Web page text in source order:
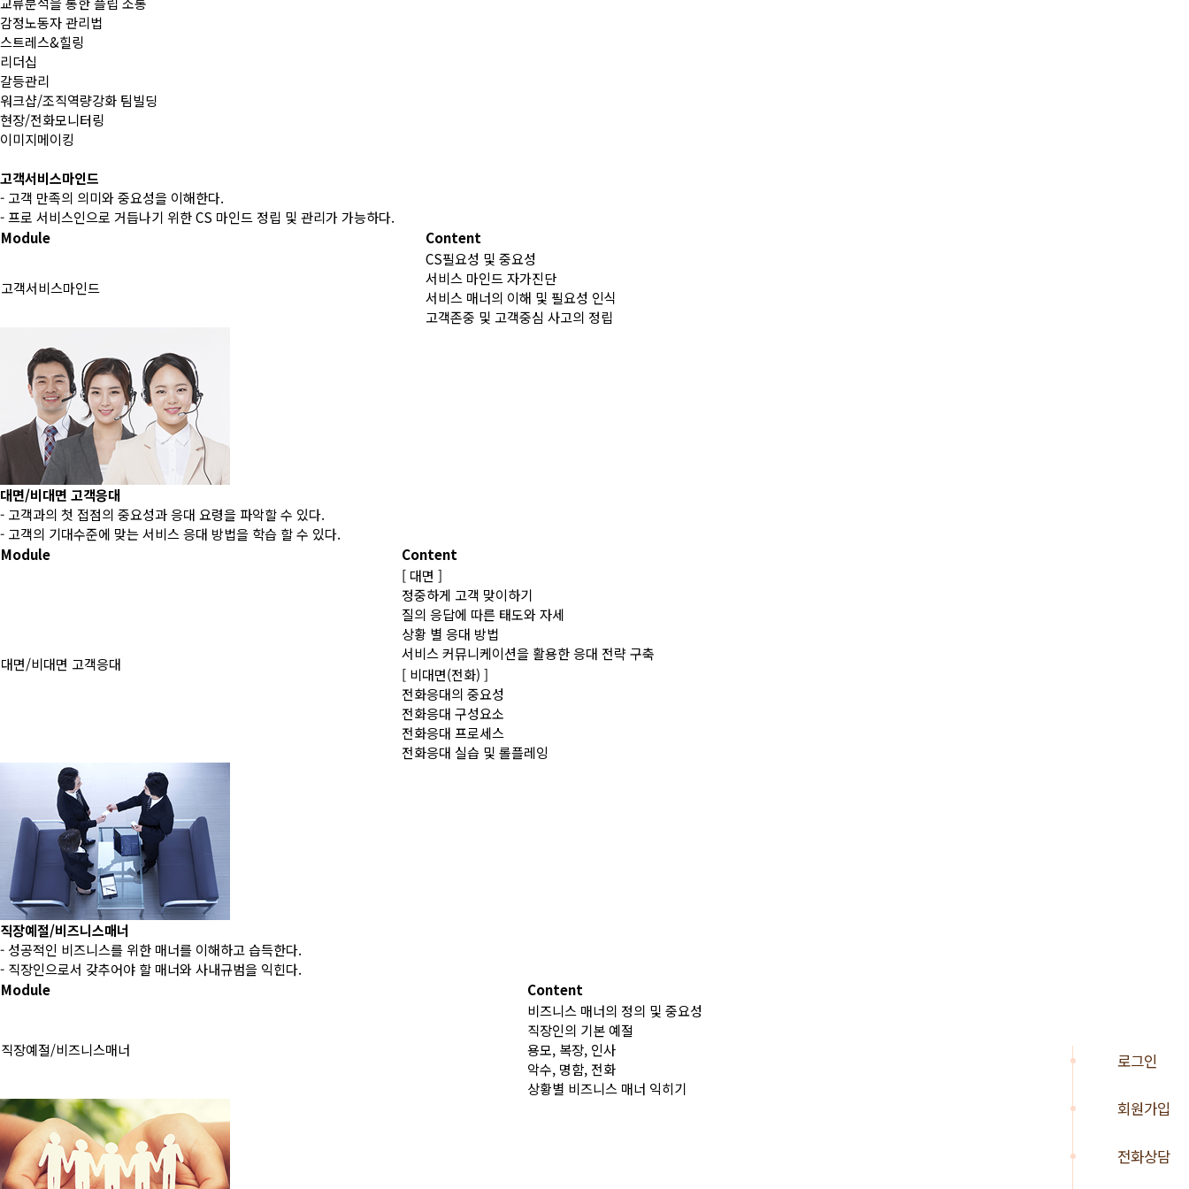
로그인
회원가입
전화상담
감정노동자 관리법
스트레스&힐링
리더십
갈등관리
워크샵/조직역량강화 팀빌딩
현장/전화모니터링
이미지메이킹
고객서비스마인드
- 고객 만족의 의미와 중요성을 이해한다.
- 프로 서비스인으로 거듭나기 위한 CS 마인드 정립 및 관리가 가능하다.
Module
Content
고객서비스마인드
CS필요성 및 중요성
서비스 마인드 자가진단
서비스 매너의 이해 및 필요성 인식
고객존중 및 고객중심 사고의 정립
대면/비대면 고객응대
- 고객과의 첫 접점의 중요성과 응대 요령을 파악할 수 있다.
- 고객의 기대수준에 맞는 서비스 응대 방법을 학습 할 수 있다.
Module
Content
대면/비대면 고객응대
[ 대면 ]
정중하게 고객 맞이하기
질의 응답에 따른 태도와 자세
상황 별 응대 방법
서비스 커뮤니케이션을 활용한 응대 전략 구축
[ 비대면(전화) ]
전화응대의 중요성
전화응대 구성요소
전화응대 프로세스
전화응대 실습 및 롤플레잉
직장예절/비즈니스매너
- 성공적인 비즈니스를 위한 매너를 이해하고 습득한다.
- 직장인으로서 갖추어야 할 매너와 사내규범을 익힌다.
Module
Content
직장예절/비즈니스매너
비즈니스 매너의 정의 및 중요성
직장인의 기본 예절
용모, 복장, 인사
악수, 명함, 전화
상황별 비즈니스 매너 익히기